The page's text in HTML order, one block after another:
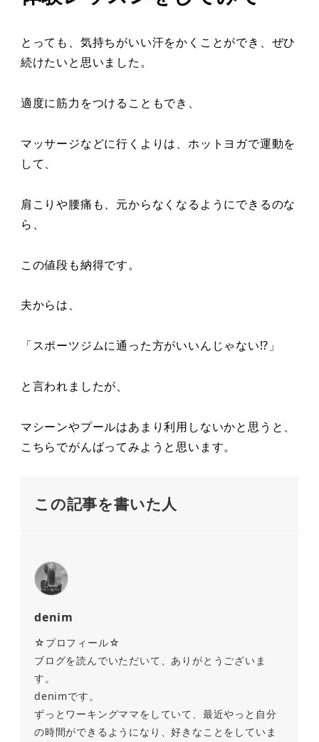
とっても、気持ちがいい汗をかくことができ、ぜひ
続けたいと思いました。
適度に筋力をつけることもでき、
マッサージなどに行くよりは、ホットヨガで運動を
して、
肩こりや腰痛も、元からなくなるようにできるのな
ら、
この値段も納得です。
夫からは、
「スポーツジムに通った方がいいんじゃない⁉︎」
と言われましたが、
マシーンやプールはあまり利用しないかと思うと、
こちらでがんばってみようと思います。
この記事を書いた人
denim
☆プロフィール☆
ブログを読んでいただいて、ありがとうございま
す。
denimです。
ずっとワーキングママをしていて、最近やっと自分
の時間ができるようになり、好きなことをしていま